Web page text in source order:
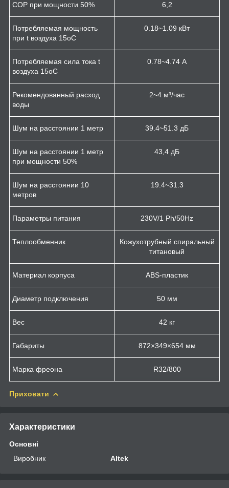
СОР при мощности 50% 6,2
Потребляемая мощность
при t воздуха 15оС
0.18~1.09 кВт
Потребляемая сила тока t
воздуха 15оС
0.78~4.74 А
Рекомендованный расход
воды
2~4 м³/час
Шум на расстоянии 1 метр 39.4~51.3 дБ
Шум на расстоянии 1 метр
при мощности 50%
43,4 дБ
Шум на расстоянии 10
метров
19.4~31.3
Параметры питания 230V/1 Ph/50Hz
Теплообменник
Кожухотрубный спиральный
титановый
Материал корпуса ABS-пластик
Диаметр подключения 50 мм
Вес 42 кг
Габариты 872×349×654 мм
Марка фреона R32/800
Приховати
Характеристики
Основні
Виробник
Altek